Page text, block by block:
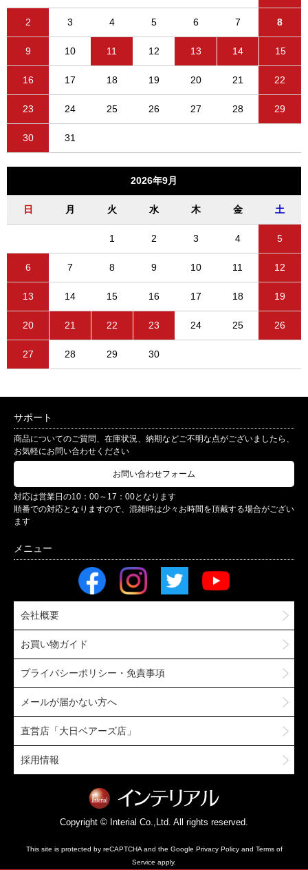
2 3 4 5 6 7 8
9 10 11 12 13 14 15
16 17 18 19 20 21 22
23 24 25 26 27 28 29
30 31
2026年9月
日 月 火 水 木 金 土
1 2 3 4 5
6 7 8 9 10 11 12
13 14 15 16 17 18 19
20 21 22 23 24 25 26
27 28 29 30
サポート
商品についてのご質問、在庫状況、納期などご不明な点がございましたら、
お気軽にお問い合わせください
お問い合わせフォーム
対応は営業日の10：00～17：00となります
順番での対応となりますので、混雑時は少々お時間を頂戴する場合がござい
ます
会社概要
お買い物ガイド
プライバシーポリシー・免責事項
メールが届かない方へ
直営店「大日ベアーズ店」
採用情報
Copyright © Interial Co.,Ltd. All rights reserved.
This site is protected by reCAPTCHA and the Google Privacy Policyand Terms of
Service apply.